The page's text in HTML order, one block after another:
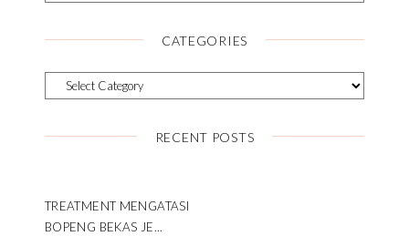
CATEGORIES
RECENT POSTS
TREATMENT MENGATASI
BOPENG BEKAS JE...